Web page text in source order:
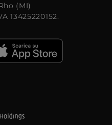
(MI)
13425220152.